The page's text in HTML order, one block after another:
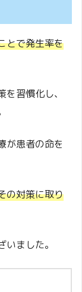
とで発生率を
習慣化し、
が患者の命を
の対策に取り
ました。